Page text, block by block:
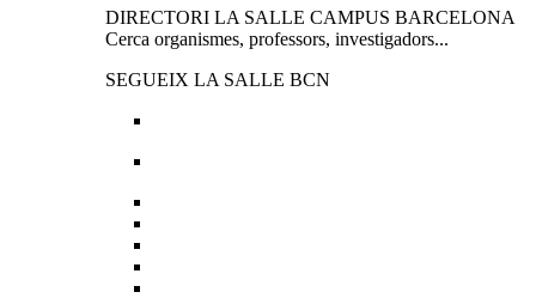
DIRECTORI LA SALLE CAMPUS BARCELONA
Cerca organismes, professors, investigadors...
SEGUEIX LA SALLE BCN